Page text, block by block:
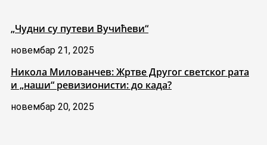
„Чудни су путеви Вучићеви“
новембар 21, 2025
Никола Милованчев: Жртве Другог светског рата
и „наши“ ревизионисти: до када?
новембар 20, 2025